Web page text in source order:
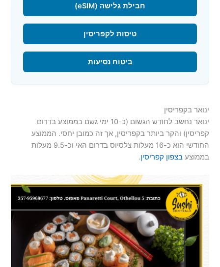
חבילת גלישה (eSIM)
טיסות לקפריסין
ביטוח נסיעות
ינואר בקפריסין
ינואר נחשב לחודש הגשום (כ-10 ימי גשם בממוצע בדרום
קפריסין) והקר ביותר בקפריסין, אך זה כמובן יחסי. הממוצע
החודשי הוא כ-16 מעלות צלסיוס בדרום האי וכ-9.5 מעלות
בממוצעבצפון קפריסין.